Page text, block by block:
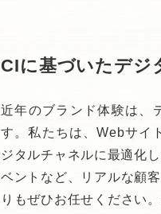
CIに基づいたデジ
近年のブランド体験は、
す。私たちは、Webサイ
ジタルチャネルに最適化
ベントなど、リアルな顧
りもぜひお任せください